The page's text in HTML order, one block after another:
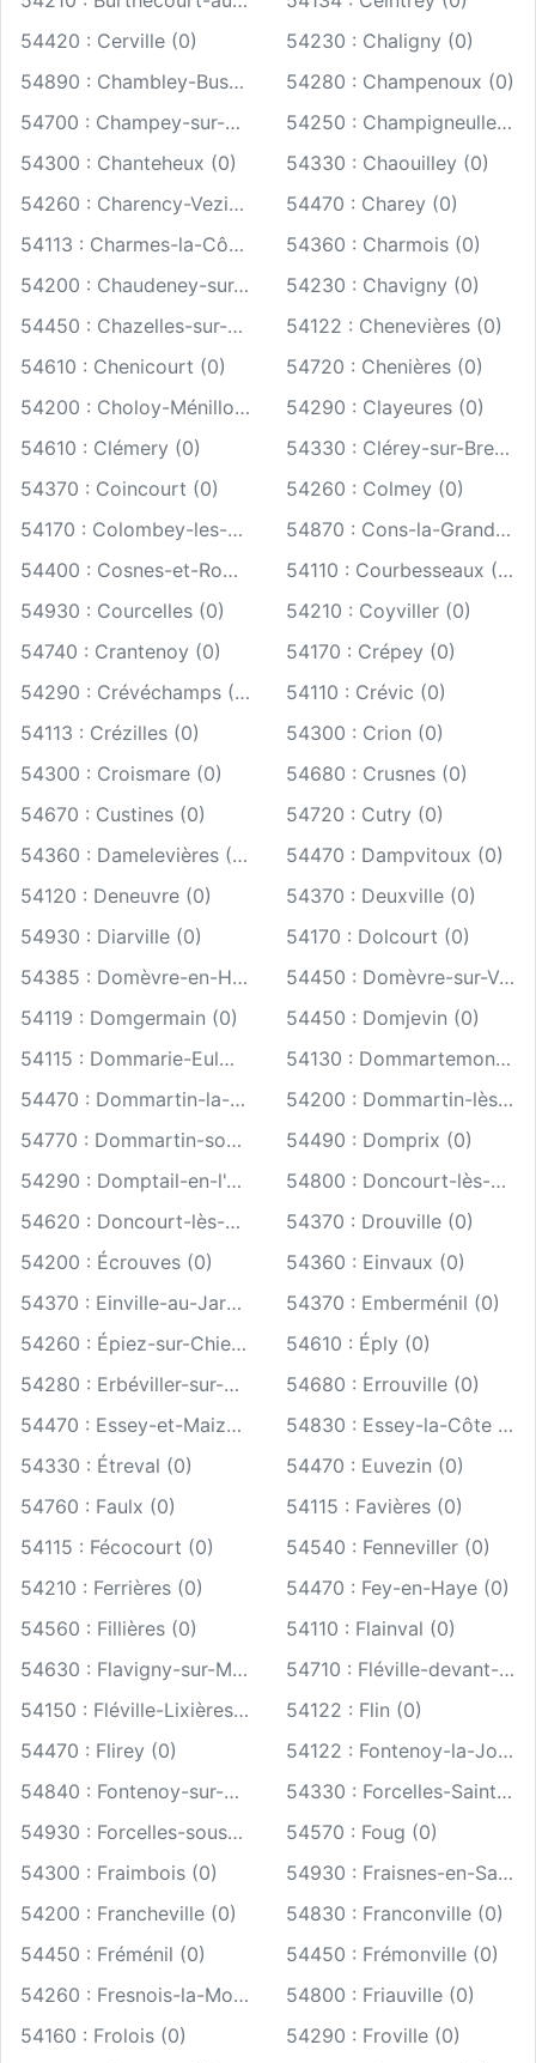
54420 : Cerville (0)
54230 : Chaligny (0)
54890 : Chambley-Bussières (0)
54280 : Champenoux (0)
54700 : Champey-sur-Moselle (0)
54250 : Champigneulles (0)
54300 : Chanteheux (0)
54330 : Chaouilley (0)
54260 : Charency-Vezin (0)
54470 : Charey (0)
54113 : Charmes-la-Côte (0)
54360 : Charmois (0)
54200 : Chaudeney-sur-Moselle (0)
54230 : Chavigny (0)
54450 : Chazelles-sur-Albe (0)
54122 : Chenevières (0)
54610 : Chenicourt (0)
54720 : Chenières (0)
54200 : Choloy-Ménillot (0)
54290 : Clayeures (0)
54610 : Clémery (0)
54330 : Clérey-sur-Brenon (0)
54370 : Coincourt (0)
54260 : Colmey (0)
54170 : Colombey-les-Belles (0)
54870 : Cons-la-Grandville (0)
54400 : Cosnes-et-Romain (0)
54110 : Courbesseaux (0)
54930 : Courcelles (0)
54210 : Coyviller (0)
54740 : Crantenoy (0)
54170 : Crépey (0)
54290 : Crévéchamps (0)
54110 : Crévic (0)
54113 : Crézilles (0)
54300 : Crion (0)
54300 : Croismare (0)
54680 : Crusnes (0)
54670 : Custines (0)
54720 : Cutry (0)
54360 : Damelevières (0)
54470 : Dampvitoux (0)
54120 : Deneuvre (0)
54370 : Deuxville (0)
54930 : Diarville (0)
54170 : Dolcourt (0)
54385 : Domèvre-en-Haye (0)
54450 : Domèvre-sur-Vezouze (0)
54119 : Domgermain (0)
54450 : Domjevin (0)
54115 : Dommarie-Eulmont (0)
54130 : Dommartemont (0)
54470 : Dommartin-la-Chaussée (0)
54200 : Dommartin-lès-Toul (0)
54770 : Dommartin-sous-Amance (0)
54490 : Domprix (0)
54290 : Domptail-en-l'Air (0)
54800 : Doncourt-lès-Conflans (0)
54620 : Doncourt-lès-Longuyon (0)
54370 : Drouville (0)
54200 : Écrouves (0)
54360 : Einvaux (0)
54370 : Einville-au-Jard (0)
54370 : Emberménil (0)
54260 : Épiez-sur-Chiers (0)
54610 : Éply (0)
54280 : Erbéviller-sur-Amezule (0)
54680 : Errouville (0)
54470 : Essey-et-Maizerais (0)
54830 : Essey-la-Côte (0)
54330 : Étreval (0)
54470 : Euvezin (0)
54760 : Faulx (0)
54115 : Favières (0)
54115 : Fécocourt (0)
54540 : Fenneviller (0)
54210 : Ferrières (0)
54470 : Fey-en-Haye (0)
54560 : Fillières (0)
54110 : Flainval (0)
54630 : Flavigny-sur-Moselle (0)
54710 : Fléville-devant-Nancy (0)
54150 : Fléville-Lixières (0)
54122 : Flin (0)
54470 : Flirey (0)
54122 : Fontenoy-la-Joûte (0)
54840 : Fontenoy-sur-Moselle (0)
54330 : Forcelles-Saint-Gorgon (0)
54930 : Forcelles-sous-Gugney (0)
54570 : Foug (0)
54300 : Fraimbois (0)
54930 : Fraisnes-en-Saintois (0)
54200 : Francheville (0)
54830 : Franconville (0)
54450 : Fréménil (0)
54450 : Frémonville (0)
54260 : Fresnois-la-Montagne (0)
54800 : Friauville (0)
54160 : Frolois (0)
54290 : Froville (0)